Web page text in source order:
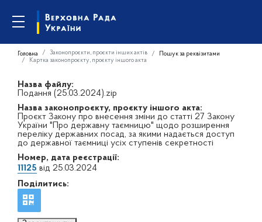
Головна Законопроєкти, проєкти інших актів
Пошук за реквізитами
Картка законопроєкту, проєкту іншого акта
Назва файлу:
Подання (25.03.2024).zip
Назва законопроєкту, проєкту іншого акта:
Проєкт Закону про внесення зміни до статті 27 Закону
України "Про державну таємницю" щодо розширення
переліку державних посад, за якими надається доступ
до державної таємниці усіх ступенів секретності
Номер, дата реєстрації:
11125 від 25.03.2024
Поділитись: